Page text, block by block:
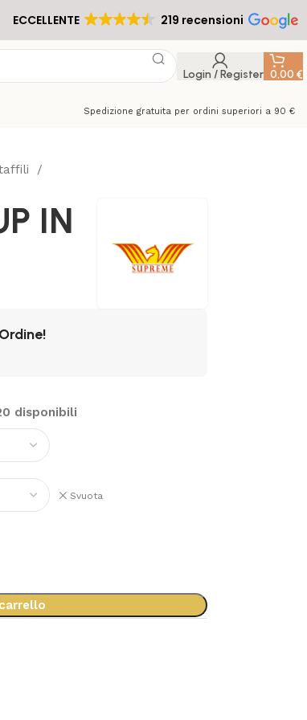
ECCELLENTE 219 recensioni
Login / Register 0,00 €
Spedizione gratuita per ordini superiori a 90 €
IN
disponibili
Svuota